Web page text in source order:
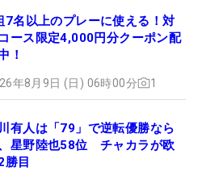
7名以上のプレーに使える！対
ース限定4,000円分クーポン配
！
年8月9日 (日) 06時00分 1
有人は「79」で逆転優勝なら
星野陸也58位 チャカラが欧
勝目